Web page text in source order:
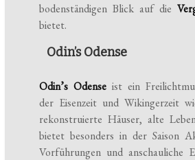
bodenständigen Blick auf die
bietet.
Odin’s Odense
Odin’s Odense ist ein
der Eisenzeit und Wikingerzeit
rekonstruierte Häuser, alte
bietet besonders in der Saison
Vorführungen und anschauliche